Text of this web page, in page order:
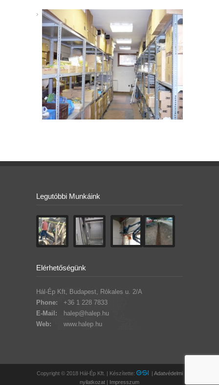
Legutóbbi Munkáink
Elérhetőségünk
Hál-Ép Kft, Budapest, Rókales u. 2/A
Phone:
+36 1 228 7833
E-Mail:
halep@halep.hu
Web:
www.halep.hu
Copyright © 2018 Hál-Ép Kft. | Készítette: | Adatvédelmi
nyilatkozat | Impresszum